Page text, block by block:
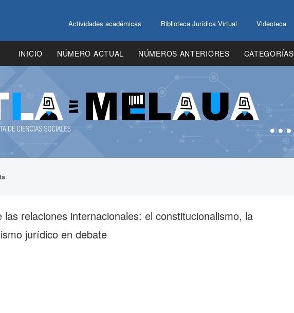
Actividades académicas Biblioteca Jurídica Virtual Videoteca
INICIO NÚMERO ACTUAL NÚMEROS ANTERIORES CATEGORÍAS
relaciones internacionales: el constitucionalismo, la
jurídico en debate